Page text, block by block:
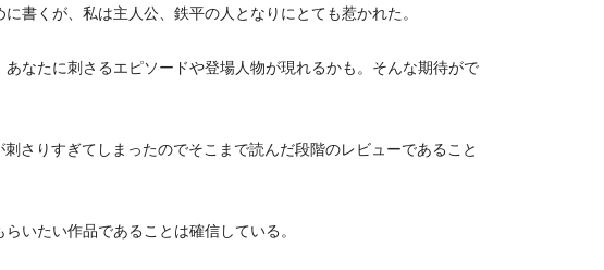
書くが、私は主人公、鉄平の人となりにとても惹かれた。
なたに刺さるエピソードや登場人物が現れるかも。そんな期待がで
さりすぎてしまったのでそこまで読んだ段階のレビューであること
いたい作品であることは確信している。